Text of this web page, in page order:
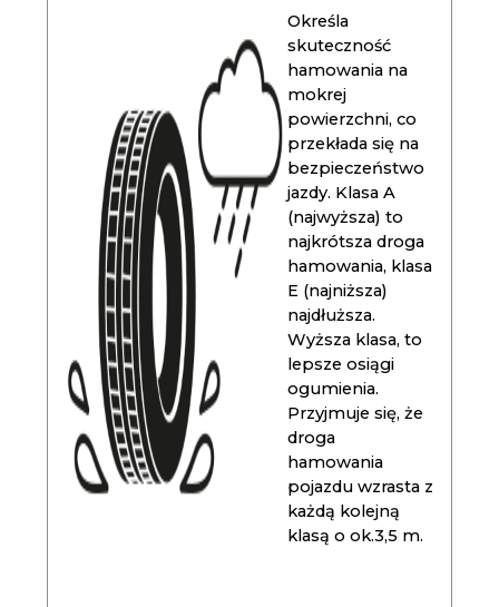
Określa
skuteczność
hamowania na
mokrej
powierzchni, co
przekłada się na
bezpieczeństwo
jazdy. Klasa A
(najwyższa) to
najkrótsza droga
hamowania, klasa
E (najniższa)
najdłuższa.
Wyższa klasa, to
lepsze osiągi
ogumienia.
Przyjmuje się, że
droga
hamowania
pojazdu wzrasta z
każdą kolejną
klasą o ok.3,5 m.